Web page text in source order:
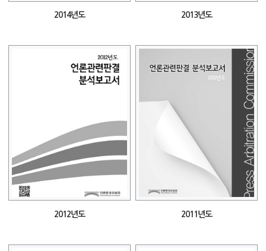
2014년도 2013년도
2012년도 2011년도